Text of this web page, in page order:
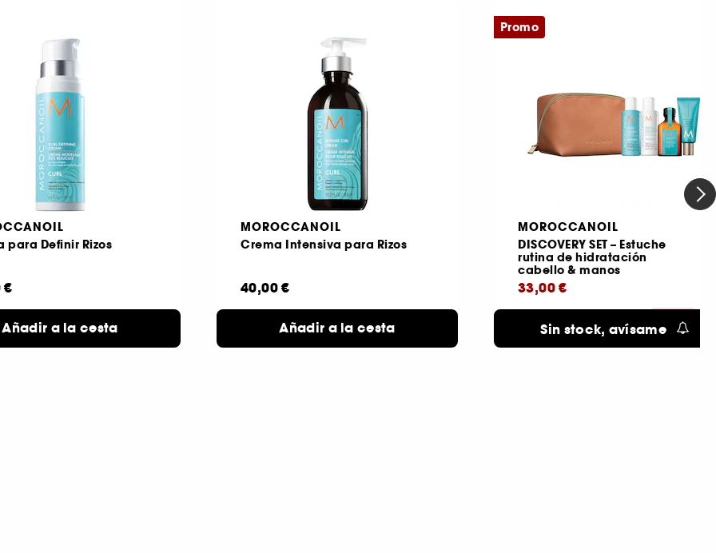
para Definir Rizos
€
Añadir a la cesta
MOROCCANOIL
Crema Intensiva para Rizos
40,00 €
Añadir a la cesta
MOROCCANOIL
DISCOVERY SET – Estuche
rutina de hidratación
cabello & manos
33,00 €
Sin stock, avísame
Promo